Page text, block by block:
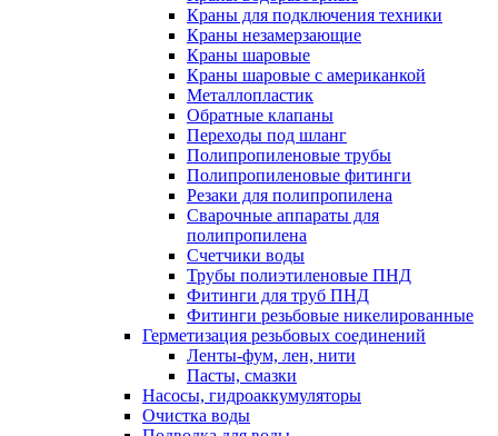
Краны для подключения техники
Краны незамерзающие
Краны шаровые
Краны шаровые с американкой
Металлопластик
Обратные клапаны
Переходы под шланг
Полипропиленовые трубы
Полипропиленовые фитинги
Резаки для полипропилена
Сварочные аппараты для
полипропилена
Счетчики воды
Трубы полиэтиленовые ПНД
Фитинги для труб ПНД
Фитинги резьбовые никелированные
Герметизация резьбовых соединений
Ленты-фум, лен, нити
Пасты, смазки
Насосы, гидроаккумуляторы
Очистка воды